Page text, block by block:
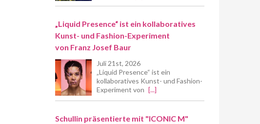
„Liquid Presence“ ist ein kollaboratives
Kunst- und Fashion-Experiment
von Franz Josef Baur
Juli 21st, 2026
„Liquid Presence“ ist ein
kollaboratives Kunst- und Fashion-
Experiment von [...]
Schullin präsentierte mit "ICONIC M"